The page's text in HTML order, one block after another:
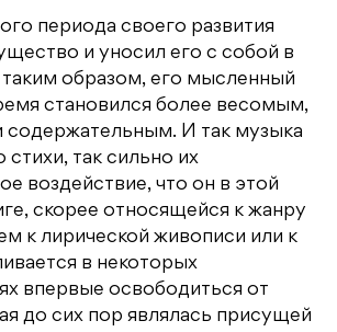
периода своего развития
и уносил его с собой в
образом, его мысленный
становился более весомым,
И так музыка
стихи, так сильно их
воздействие, что он в этой
скорее относящейся к жанру
к лирической живописи или к
в некоторых
впервые освободиться от
до сих пор являлась присущей